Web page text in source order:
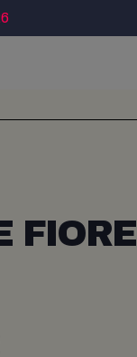
FIORE